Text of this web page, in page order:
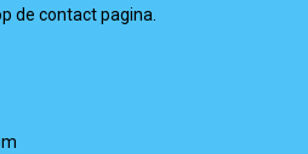
de contact pagina.